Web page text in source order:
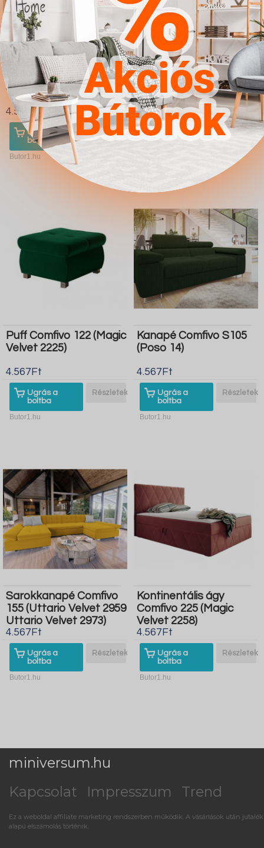
Sarokkanapé Comfivo
S103 (Poso 100)
4.567Ft
Ugrás a
boltba
Részletek
Butor1.hu
Kanapéágy Comfivo
124 (Alova 36 Alova 07)
4.567Ft
Ugrás a
boltba
Részletek
Puff Comfivo 122 (Magic
Velvet 2225)
4.567Ft
Ugrás a
boltba
Részletek
Butor1.hu
Kanapé Comfivo S105
(Poso 14)
4.567Ft
Ugrás a
boltba
Részletek
Butor1.hu
Sarokkanapé Comfivo
155 (Uttario Velvet 2959
Uttario Velvet 2973)
4.567Ft
Ugrás a
boltba
Részletek
Butor1.hu
Kontinentális ágy
Comfivo 225 (Magic
Velvet 2258)
4.567Ft
Ugrás a
boltba
Részletek
Butor1.hu
miniversum.hu
Kapcsolat
Impresszum Trend
Ez a weboldal affiliate marketing rendszerben működik. A vásárlások után jutalék
alapú elszámolás történik.